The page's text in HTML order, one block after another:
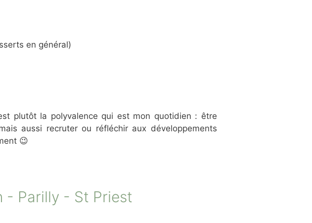
en général)
plutôt la polyvalence qui est mon quotidien : être
aussi recruter ou réfléchir aux développements
😉
- Parilly - St Priest